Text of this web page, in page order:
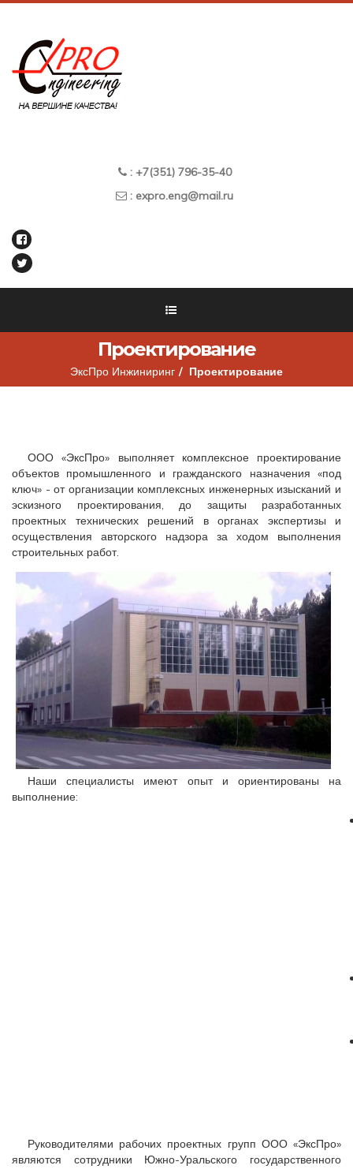
: +7(351) 796-35-40
: expro.eng@mail.ru
Проектирование
ЭксПро Инжиниринг Проектирование
ООО «ЭксПро» выполняет комплексное проектирование
объектов промышленного и гражданского назначения «под
ключ» - от организации комплексных инженерных изысканий и
эскизного проектирования, до защиты разработанных
проектных технических решений в органах экспертизы и
осуществления авторского надзора за ходом выполнения
строительных работ.
Наши специалисты имеют опыт и ориентированы на
выполнение:
Руководителями рабочих проектных групп ООО «ЭксПро»
являются сотрудники Южно-Уральского государственного